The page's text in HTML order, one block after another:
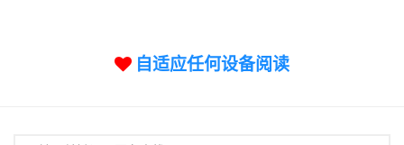
自适应任何设备阅读